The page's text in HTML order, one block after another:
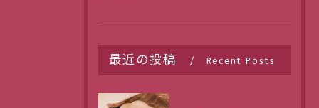
最近の投稿 Recent Posts